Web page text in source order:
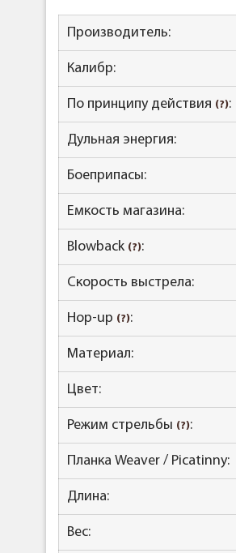
Производитель:
Калибр:
По принципу действия (?):
Дульная энергия:
Боеприпасы:
Емкость магазина:
Blowback (?):
Скорость выстрела:
Hop-up (?):
Материал:
Цвет:
Режим стрельбы (?):
Планка Weaver / Picatinny:
Длина:
Вес: